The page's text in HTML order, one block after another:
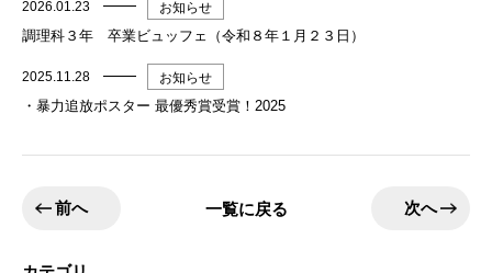
2026.01.23 お知らせ
調理科３年 卒業ビュッフェ（令和８年１月２３日）
2025.11.28 お知らせ
・暴力追放ポスター 最優秀賞受賞！2025
前へ 一覧に戻る 次へ